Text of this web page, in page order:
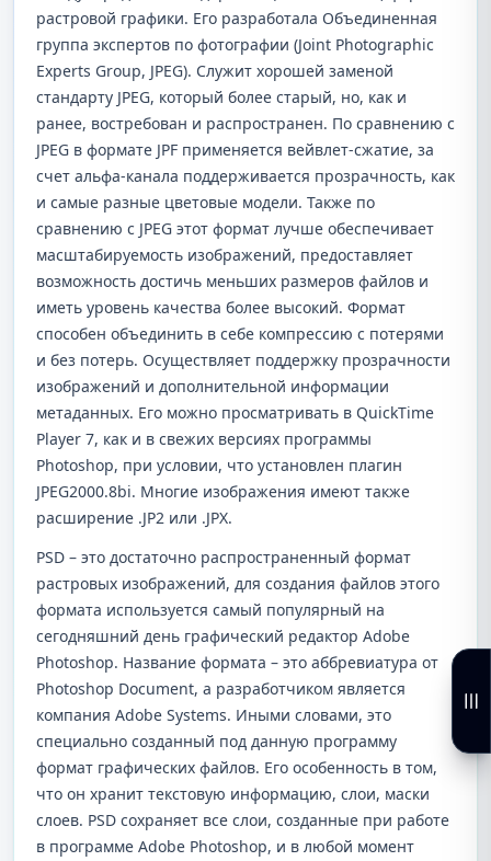
растровой графики. Его разработала Объединенная
группа экспертов по фотографии (Joint Photographic
Experts Group, JPEG). Служит хорошей заменой
стандарту JPEG, который более старый, но, как и
ранее, востребован и распространен. По сравнению с
JPEG в формате JPF применяется вейвлет-сжатие, за
счет альфа-канала поддерживается прозрачность, как
и самые разные цветовые модели. Также по
сравнению с JPEG этот формат лучше обеспечивает
масштабируемость изображений, предоставляет
возможность достичь меньших размеров файлов и
иметь уровень качества более высокий. Формат
способен объединить в себе компрессию с потерями
и без потерь. Осуществляет поддержку прозрачности
изображений и дополнительной информации
метаданных. Его можно просматривать в QuickTime
Player 7, как и в свежих версиях программы
Photoshop, при условии, что установлен плагин
JPEG2000.8bi. Многие изображения имеют также
расширение .JP2 или .JPX.
PSD – это достаточно распространенный формат
растровых изображений, для создания файлов этого
формата используется самый популярный на
сегодняшний день графический редактор Adobe
Photoshop. Название формата – это аббревиатура от
Photoshop Document, а разработчиком является
компания Adobe Systems. Иными словами, это
специально созданный под данную программу
формат графических файлов. Его особенность в том,
что он хранит текстовую информацию, слои, маски
слоев. PSD сохраняет все слои, созданные при работе
в программе Adobe Photoshop, и в любой момент